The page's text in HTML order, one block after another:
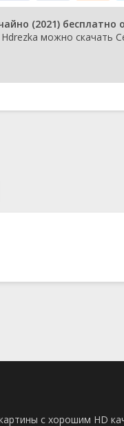
(2021) бесплатно
можно скачать
с хорошим HD